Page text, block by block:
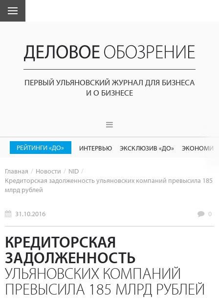
ПЕРВЫЙ УЛЬЯНОВСКИЙ ЖУРНАЛ ДЛЯ БИЗНЕСА
И О БИЗНЕСЕ
РЕЙТИНГИ «ДО» ИНТЕРВЬЮ ЭКСКЛЮЗИВ «ДО»
Главная Новости
NID
Кредиторская задолженность ульяновских компаний превысила 185
млрд рублей
31.10.2016 0
КРЕДИТОРСКАЯ
ЗАДОЛЖЕННОСТЬ
УЛЬЯНОВСКИХ КОМПАНИЙ
ПРЕВЫСИЛА 185 МЛРД РУБЛЕЙ